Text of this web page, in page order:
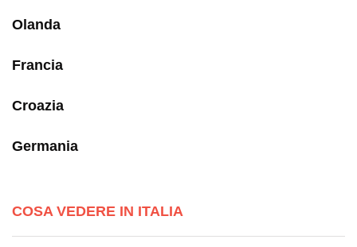
Olanda
Francia
Croazia
Germania
COSA VEDERE IN ITALIA